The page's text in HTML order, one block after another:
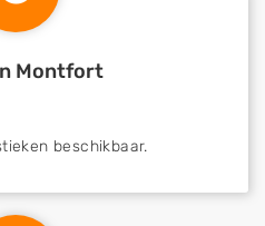
Montfort
beschikbaar.